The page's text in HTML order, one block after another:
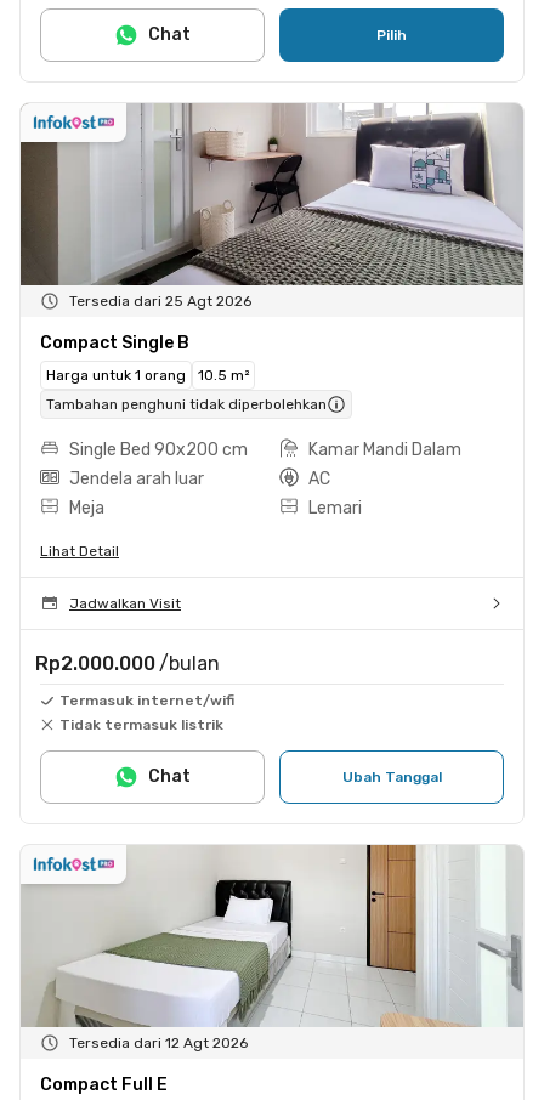
Pilih
Chat
Tersedia dari 25 Agt 2026
Compact Single B
Harga untuk 1 orang
10.5 m²
Tambahan penghuni tidak diperbolehkan
Single Bed 90x200 cm
Kamar Mandi Dalam
Jendela arah luar
AC
Meja
Lemari
Lihat Detail
Jadwalkan Visit
Rp2.000.000 /bulan
Termasuk internet/wifi
Tidak termasuk listrik
Ubah Tanggal
Chat
Tersedia dari 12 Agt 2026
Compact Full E